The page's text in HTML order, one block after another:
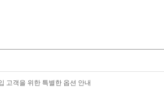
고객을 위한 특별한 옵션 안내